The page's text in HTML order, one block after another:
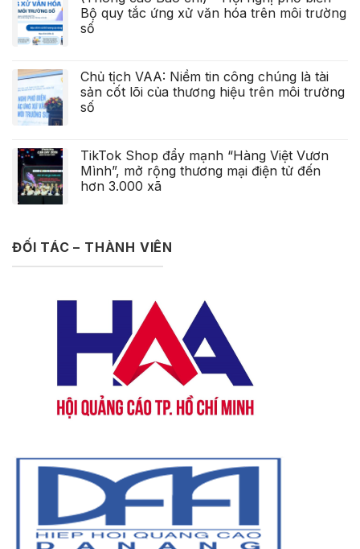
Bộ quy tắc ứng xử văn hóa trên môi trường
số
Chủ tịch VAA: Niềm tin công chúng là tài
sản cốt lõi của thương hiệu trên môi trường
số
TikTok Shop đẩy mạnh “Hàng Việt Vươn
Mình”, mở rộng thương mại điện tử đến
hơn 3.000 xã
ĐỐI TÁC – THÀNH VIÊN